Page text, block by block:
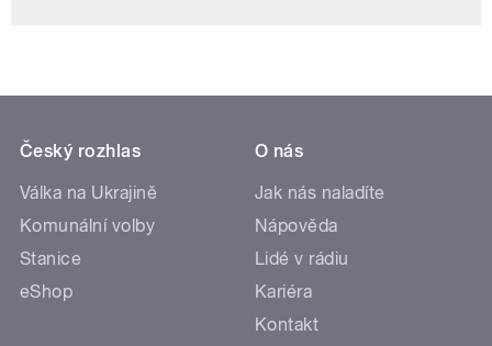
Český rozhlas
Válka na Ukrajině
Komunální volby
Stanice
eShop
O nás
Jak nás naladíte
Nápověda
Lidé v rádiu
Kariéra
Kontakt